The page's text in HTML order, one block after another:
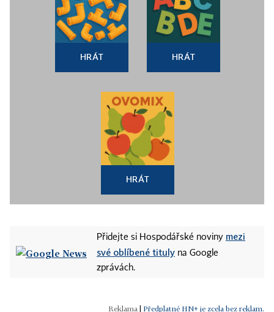
HRÁT HRÁT
HRÁT
Přidejte si Hospodářské noviny mezi
své oblíbené tituly na Google
zprávách.
Předplatné HN+ je zcela bez reklam.